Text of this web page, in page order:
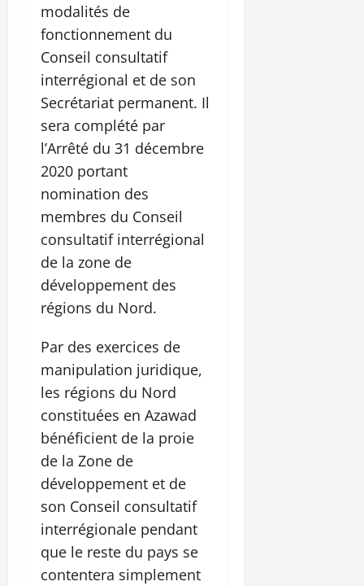
modalités de
fonctionnement du
Conseil consultatif
interrégional et de son
Secrétariat permanent. Il
sera complété par
l’Arrêté du 31 décembre
2020 portant
nomination des
membres du Conseil
consultatif interrégional
de la zone de
développement des
régions du Nord.
Par des exercices de
manipulation juridique,
les régions du Nord
constituées en Azawad
bénéficient de la proie
de la Zone de
développement et de
son Conseil consultatif
interrégionale pendant
que le reste du pays se
contentera simplement